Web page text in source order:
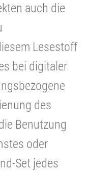
auch die
Lesestoff
bei digitaler
des
Benutzung
oder
Set jedes